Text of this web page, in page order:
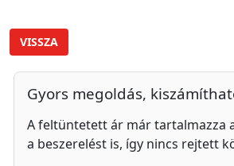
VISSZA
Gyors megoldás,
A feltüntetett ár már tartalmazza
a beszerelést is, így nincs rejtett